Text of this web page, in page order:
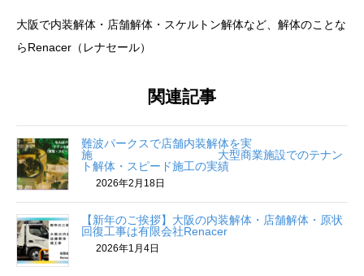
大阪で内装解体・店舗解体・スケルトン解体など、解体のことな
らRenacer（レナセール）
関連記事
難波パークスで店舗内装解体を実
施 大型商業施設でのテナン
ト解体・スピード施工の実績
2026年2月18日
【新年のご挨拶】大阪の内装解体・店舗解体・原状
回復工事は有限会社Renacer
2026年1月4日